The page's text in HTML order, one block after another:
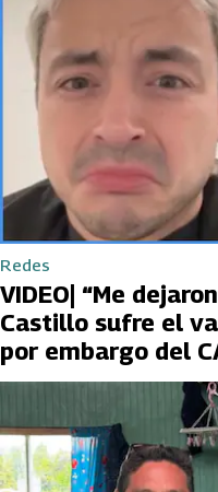
Redes
VIDEO| “Me
Castillo sufre el
por embargo del